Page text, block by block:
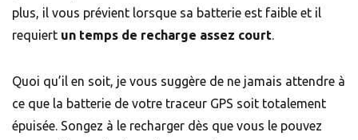
plus, il vous prévient lorsque sa batterie est faible et il
requiert un temps de recharge assez court.
Quoi qu’il en soit, je vous suggère de ne jamais attendre à
ce que la batterie de votre traceur GPS soit totalement
épuisée. Songez à le recharger dès que vous le pouvez